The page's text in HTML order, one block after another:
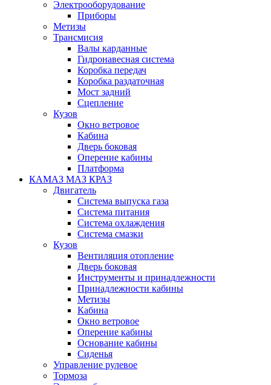
Электрооборудование
Приборы
Метизы
Трансмисия
Валы карданные
Гидронавесная система
Коробка передач
Коробка раздаточная
Мост задний
Сцепление
Кузов
Окно ветровое
Кабина
Дверь боковая
Оперение кабины
Платформа
КАМАЗ МАЗ КРАЗ
Двигатель
Система выпуска газа
Система питания
Система охлаждения
Система смазки
Кузов
Вентиляция отопление
Дверь боковая
Инструменты и принадлежности
Принадлежности кабины
Метизы
Кабина
Окно ветровое
Оперение кабины
Основание кабины
Сиденья
Управление рулевое
Тормоза